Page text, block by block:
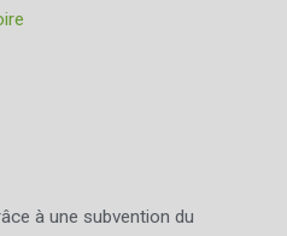
à une subvention du